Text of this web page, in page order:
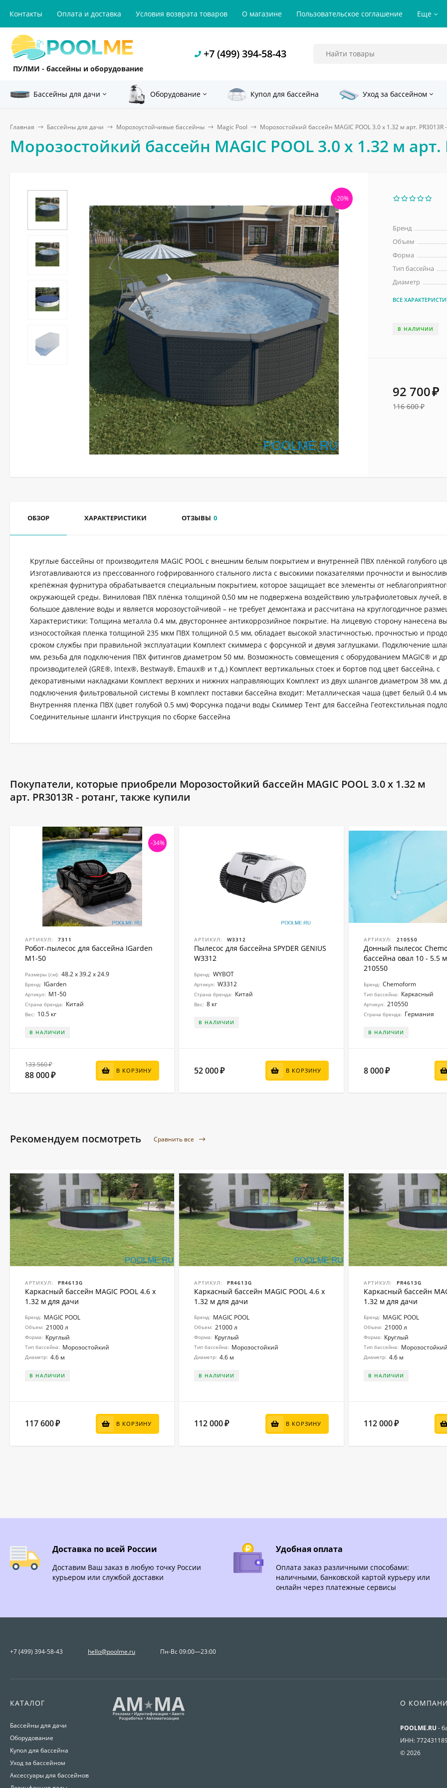
Контакты Оплата и доставка Условия возврата товаров О магазине Пользовательское соглашение Еще
ПУЛМИ - бассейны и оборудование
+7 (499) 394-58-43
Бассейны для дачи Оборудование Купол для бассейна Уход за бассейном
Главная Бассейны для дачи Морозоустойчивые бассейны Magic Pool Морозостойкий бассейн MAGIC POOL 3.0 x 1.32 м арт. PR3013R
Морозостойкий бассейн MAGIC POOL 3.0 x 1.32 м арт.
-20%
Бренд
Объем
Форма
Тип бассейна
Диаметр
ВСЕ
В НАЛИЧИИ
92 700₽
116 600 ₽
ОБЗОР ХАРАКТЕРИСТИКИ ОТЗЫВЫ 0
Круглые бассейны от производителя MAGIC POOL с внешним белым покрытием и внутренней ПВХ плёнкой голубого
Изготавливаются из прессованного гофрированного стального листа с высокими показателями прочности и
крепёжная фурнитура обрабатывается специальным покрытием, которое защищает все элементы от
окружающей среды. Виниловая ПВХ плёнка толщиной 0,50 мм не подвержена воздействию ультрафиолетовых лучей,
большое давление воды и является морозоустойчивой – не требует демонтажа и рассчитана на круглогодичное
Характеристики: Толщина металла 0.4 мм, двустороннее антикоррозийное покрытие. На лицевую сторону нанесена
износостойкая пленка толщиной 235 мкм ПВХ толщиной 0.5 мм, обладает высокой эластичностью, прочностью и
сроком службы при правильной эксплуатации Комплект скиммера с форсункой и двумя заглушками. Подключение
мм, резьба для подключения ПВХ фитингов диаметром 50 мм. Возможность совмещения с оборудованием MAGIC® и
производителей (GRE®, Intex®, Bestway®, Emaux® и т.д.) Комплект вертикальных стоек и бортов под цвет бассейна, с
декоративными накладками Комплект верхних и нижних направляющих Комплект из двух шлангов диаметром 38 мм,
подключения фильтровальной системы В комплект поставки бассейна входит: Металлическая чаша (цвет белый 0.4
Внутренняя пленка ПВХ (цвет голубой 0.5 мм) Форсунка подачи воды Скиммер Тент для бассейна Геотекстильная
Соединительные шланги Инструкция по сборке бассейна
Покупатели, которые приобрели Морозостойкий бассейн MAGIC POOL 3.0 x 1.32 м
арт. PR3013R - ротанг, также купили
-34%
АРТИКУЛ: 7311
Робот-пылесоc для бассейна IGarden
M1-50
Размеры (см): 48.2 x 39.2 x 24.9
Бренд: IGarden
Артикул: M1-50
Страна бренда: Китай
Вес: 10.5 кг
В НАЛИЧИИ
133 560 ₽
88 000₽
В КОРЗИНУ
АРТИКУЛ: W3312
Пылесос для бассейна SPYDER GENIUS
W3312
Бренд: WYBOT
Артикул: W3312
Страна бренда: Китай
Вес: 8 кг
В НАЛИЧИИ
52 000₽ В КОРЗИНУ
АРТИКУЛ: 210550
Донный пылесос
бассейна овал 10 - 5.5
210550
Бренд: Chemoform
Тип бассейна: Каркасный
Артикул: 210550
Страна бренда: Германия
В НАЛИЧИИ
8 000₽
Рекомендуем посмотреть Сравнить все
АРТИКУЛ: PR4613G
Каркасный бассейн MAGIC POOL 4.6 x
1.32 м для дачи
Бренд: MAGIC POOL
Объем: 21000 л
Форма: Круглый
Тип бассейна: Морозостойкий
Диаметр: 4.6 м
В НАЛИЧИИ
117 600₽ В КОРЗИНУ
АРТИКУЛ: PR4613G
Каркасный бассейн MAGIC POOL 4.6 x
1.32 м для дачи
Бренд: MAGIC POOL
Объем: 21000 л
Форма: Круглый
Тип бассейна: Морозостойкий
Диаметр: 4.6 м
В НАЛИЧИИ
112 000₽ В КОРЗИНУ
АРТИКУЛ: PR4613G
Каркасный бассейн
1.32 м для дачи
Бренд: MAGIC POOL
Объем: 21000 л
Форма: Круглый
Тип бассейна: Морозостойкий
Диаметр: 4.6 м
В НАЛИЧИИ
112 000₽
Доставка по всей России
Доставим Ваш заказ в любую точку России
курьером или службой доставки
Удобная оплата
Оплата заказ различными способами:
наличными, банковской картой курьеру или
онлайн через платежные сервисы
+7 (499) 394-58-43 hello@poolme.ru Пн-Вс 09:00—23:00
КАТАЛОГ
Бассейны для дачи
Оборудование
Купол для бассейна
Уход за бассейном
Аксессуары для бассейнов
О
POOLME.RU -
ИНН:
© 2026